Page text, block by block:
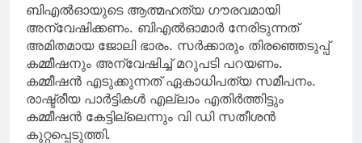
ബിഎൽഓയുടെ ആത്മഹത്യ ഗൗരവമായി
അന്വേഷിക്കണം. ബിഎൽഓമാർ നേരിടുന്നത്
അമിതമായ ജോലി ഭാരം. സർക്കാരും തിരഞ്ഞെടുപ്പ്
കമ്മീഷനും അന്വേഷിച്ച് മറുപടി പറയണം.
കമ്മീഷൻ എടുക്കുന്നത് ഏകാധിപത്യ സമീപനം.
രാഷ്ട്രീയ പാർട്ടികൾ എല്ലാം എതിർത്തിട്ടും
കമ്മീഷൻ കേട്ടില്ലെന്നും വി ഡി സതീശൻ
കുറ്റപ്പെടുത്തി.